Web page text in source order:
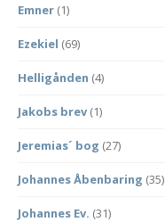
Emner (1)
Ezekiel (69)
Helligånden (4)
Jakobs brev (1)
Jeremias´ bog (27)
Johannes Åbenbaring (35)
Johannes Ev. (31)